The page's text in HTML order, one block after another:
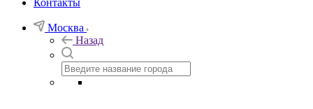
Контакты
Москва
Назад